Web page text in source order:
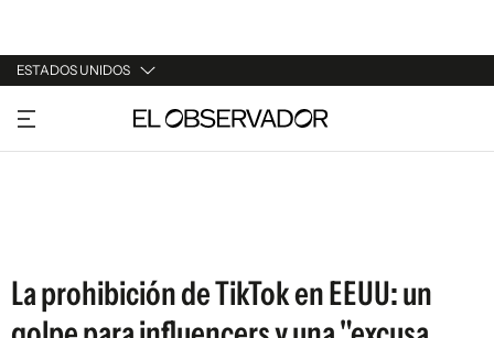
ESTADOS UNIDOS
URUGUAY
ARGENTINA
La prohibición de TikTok en EEUU: un